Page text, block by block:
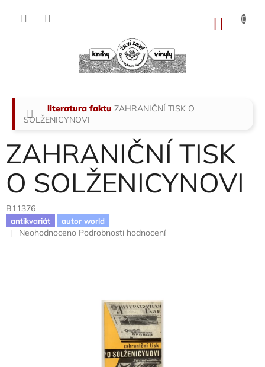
Domů
literatura faktu ZAHRANIČNÍ TISK O
SOLŽENICYNOVI
ZAHRANIČNÍ TISK
O SOLŽENICYNOVI
B11376
antikvariát autor world
Průměrné
Neohodnoceno Podrobnosti hodnocení